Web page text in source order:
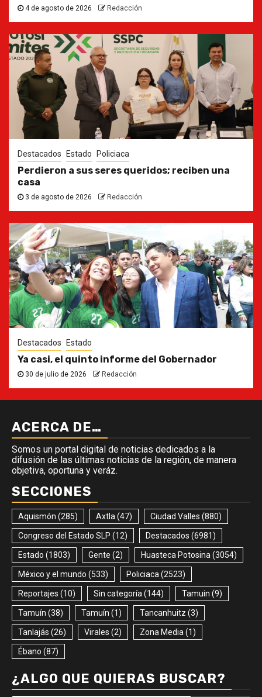
4 de agosto de 2026 Redacción
Destacados Estado Policiaca
Perdieron a sus seres queridos; reciben una
casa
3 de agosto de 2026 Redacción
Destacados Estado
Ya casi, el quinto informe del Gobernador
30 de julio de 2026 Redacción
ACERCA DE…
Somos un portal digital de noticias dedicados a la
difusión de las últimas noticias de la región, de manera
objetiva, oportuna y veráz.
SECCIONES
Aquismón (285) Axtla(47) Ciudad Valles (880)
Congreso del Estado SLP (12) Destacados (6981)
Estado (1803) Gente (2) Huasteca Potosina(3054)
México y el mundo (533) Policiaca(2523)
Reportajes (10) Sin categoría(144) Tamuin (9)
Tamuín (38) Tamuín (1) Tancanhuitz (3)
Tanlajás (26) Virales (2) Zona Media(1)
Ébano (87)
¿ALGO QUE QUIERAS BUSCAR?